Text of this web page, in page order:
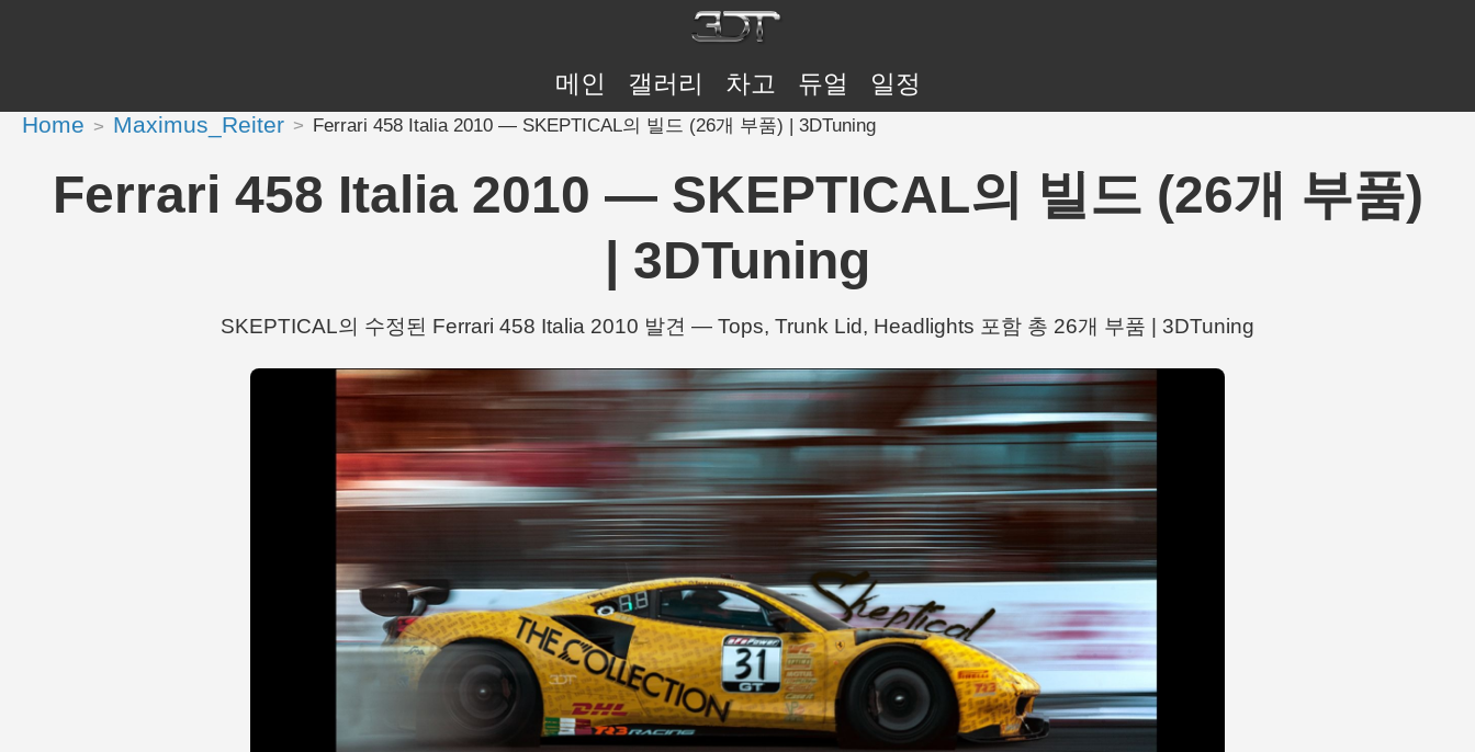
메인 갤러리 차고 듀얼 일정
Home Maximus_Reiter Ferrari 458 Italia 2010 — SKEPTICAL의 빌드 (26개 부품) | 3DTuning
Ferrari 458 Italia 2010 — SKEPTICAL의 빌드 (26개 부품)
| 3DTuning
SKEPTICAL의 수정된 Ferrari 458 Italia 2010 발견 — Tops, Trunk Lid, Headlights 포함 총 26개 부품 | 3DTuning